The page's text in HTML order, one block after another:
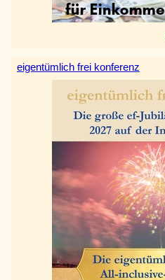
eigentümlich frei konferenz